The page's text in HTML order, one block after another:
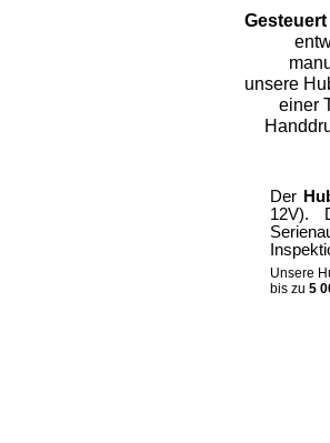
Gesteuert
unsere
einer
Der
12V).
Unsere
bis zu 5